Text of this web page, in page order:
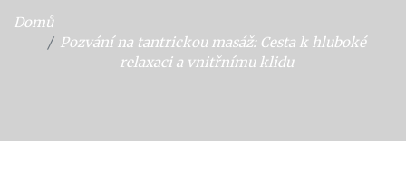
Domů
Pozvání na tantrickou masáž: Cesta k hluboké
relaxaci a vnitřnímu klidu